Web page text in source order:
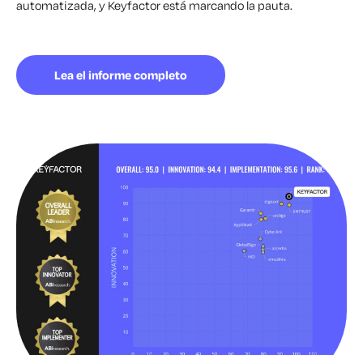
automatizada, y Keyfactor está marcando la pauta.
Lea el informe completo